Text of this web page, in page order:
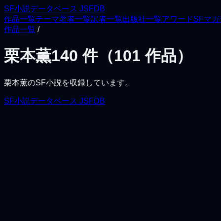
SF小説データベース JSFDB
作品一覧テーマ著者一覧訳者一覧出版社一覧アワードSFマガ
作品一覧 /
栗本薫140 件（101 作品）
栗本薫のSF小説を収録しています。
SF小説データベース JSFDB